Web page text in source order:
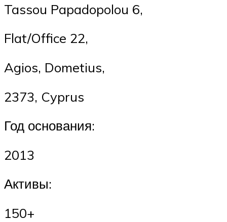
Tassou Papadopolou 6,
Flat/Office 22,
Agios, Dometius,
2373, Cyprus
Год основания:
2013
Активы:
150+